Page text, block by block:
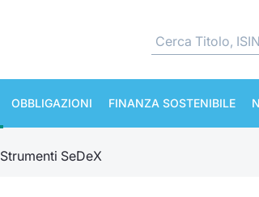
OBBLIGAZIONI FINANZA SOSTENIBILE
Strumenti SeDeX